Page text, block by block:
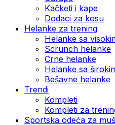
Kačketi i kape
Dodaci za kosu
Helanke za trening
Helanke sa
Scrunch helanke
Crne helanke
Helanke sa
Bešavne helanke
Trendi
Kompleti
Kompleti za
Sportska odeća za